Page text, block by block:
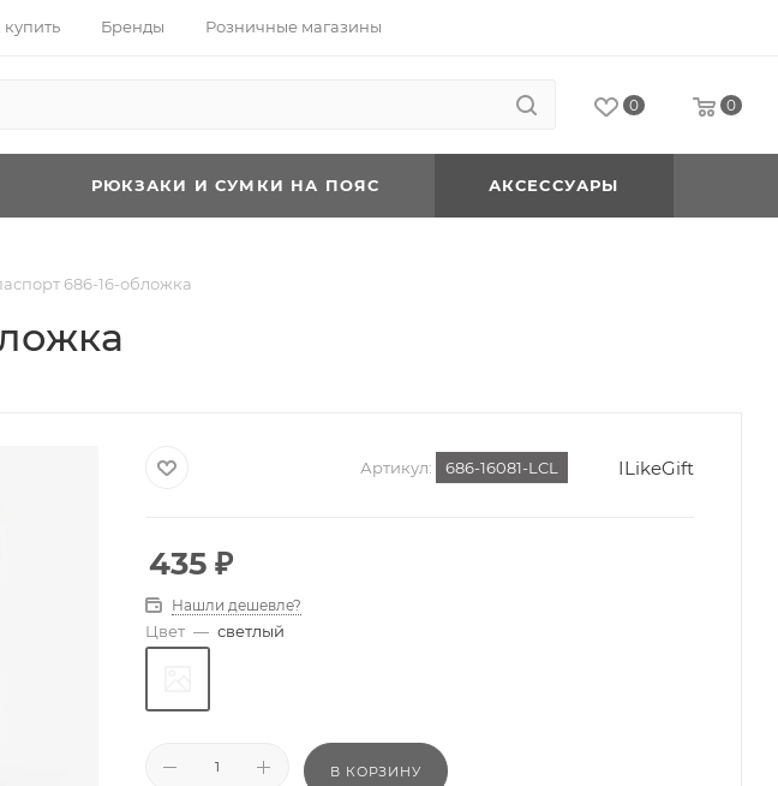
купить Бренды Розничные магазины
0 0
РЮКЗАКИ И СУМКИ НА ПОЯС АКСЕССУАРЫ
686-16-обложка
Артикул: 686-16081-LCL ILikeGift
435 ₽
Нашли дешевле?
Цвет — светлый
В КОРЗИНУ